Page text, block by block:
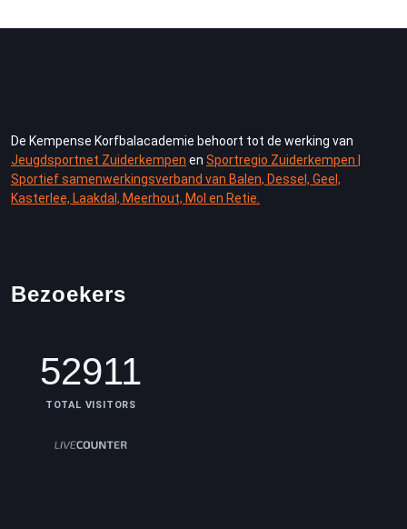
De Kempense Korfbalacademie behoort tot de werking van
Jeugdsportnet Zuiderkempen en Sportregio Zuiderkempen |
Sportief samenwerkingsverband van Balen, Dessel, Geel,
Kasterlee, Laakdal, Meerhout, Mol en Retie.
Bezoekers
52911
TOTAL VISITORS